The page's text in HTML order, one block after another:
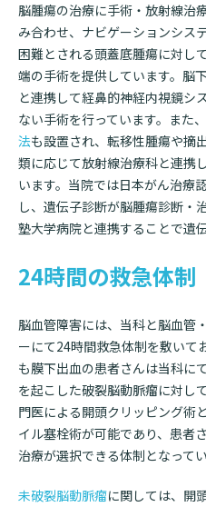
特長
東部病院の特長
一歩先の医療の提供
広報誌「とーぶたいむ」
公式SNSアカウント一覧
ご来院にあたって
交通アクセス
院内のルールについて
フロアマップ
院内施設のご案内
無料低額診療のご案内
東部病院の就労支援サー
診断書等文書のお申込み
診療記録（カルテ）の開
よくあるご質問
医療関係者向け講習・研修
人材開発センター
当院退職後のカルテ閲覧手続
当院退職後のカルテ閲覧
診
予約変
ご相談・
取材の申し込み
脳腫瘍の治療に手術・放射線治
み合わせ、ナビゲーションシス
困難とされる頭蓋底腫瘍に対し
端の手術を提供しています。脳
と連携して経鼻的神経内視鏡シ
ない手術を行っています。また、
法も設置され、転移性腫瘍や摘
類に応じて放射線治療科と連携
います。当院では日本がん治療
し、遺伝子診断が脳腫瘍診断・
塾大学病院と連携することで遺
24時間の救急体制
脳血管障害には、当科と脳血管
ーにて24時間救急体制を敷いて
も膜下出血の患者さんは当科に
を起こした破裂脳動脈瘤に対し
門医による開頭クリッピング術
イル塞栓術が可能であり、患者
治療が選択できる体制となってい
未破裂脳動脈瘤に関しては、開